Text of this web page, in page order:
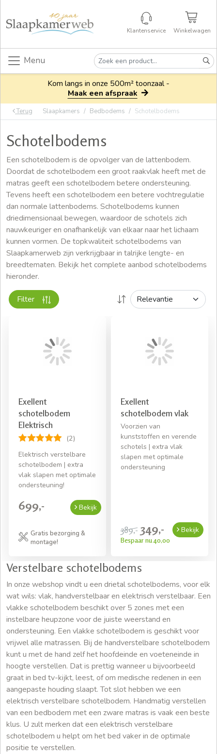
Klantenservice Winkelwagen
Menu
Kom langs in onze 500m² toonzaal -
Maak een afspraak
Terug Slaapkamers Bedbodems Schotelbodems
Schotelbodems
Een schotelbodem is de opvolger van de lattenbodem.
Doordat de schotelbodem een groot raakvlak heeft met de
matras geeft een schotelbodem betere ondersteuning.
Tevens heeft een schotelbodem een betere vochtregulatie
dan normale lattenbodems. Schotelbodems kunnen
driedimensionaal bewegen, waardoor de schotels zich
nauwkeuriger en onafhankelijk van elkaar naar het lichaam
kunnen vormen. De topkwaliteit schotelbodems van
Slaapkamerweb zijn verkrijgbaar in talrijke lengte- en
breedtematen. Bekijk het complete aanbod schotelbodems
hieronder.
Filter
Exellent
schotelbodem
Elektrisch
(2)
Elektrisch verstelbare
schotelbodem | extra
vlak slapen met optimale
ondersteuning!
699,- Bekijk
Gratis bezorging &
montage!
Exellent
schotelbodem vlak
Voorzien van
kunststoffen en verende
schotels | extra vlak
slapen met optimale
ondersteuning
389,- 349,-
Bespaar nu 40,00
Bekijk
Verstelbare schotelbodems
In onze webshop vindt u een drietal schotelbodems, voor elk
wat wils: vlak, handverstelbaar en elektrisch verstelbaar. Een
vlakke schotelbodem beschikt over 5 zones met een
instelbare heupzone voor de juiste weerstand en
ondersteuning. Een vlakke schotelbodem is geschikt voor
vrijwel alle matrassen. Bij de handverstelbare schotelbodem
kunt u met de hand zelf het hoofdeinde en voeteneinde in
hoogte verstellen. Dat is prettig wanneer u bijvoorbeeld
graat in bed tv-kijkt, leest, of om medische redenen in een
aangepaste houding slaapt. Tot slot hebben we een
elektrisch verstelbare schotelbodem. Handmatig verstellen
van een bedbodem met een zware matras is vaak een beste
klus. U zult merken dat een elektrisch verstelbare
schotelbodem u helpt om het bed vaker in de optimale
positie te verstellen.